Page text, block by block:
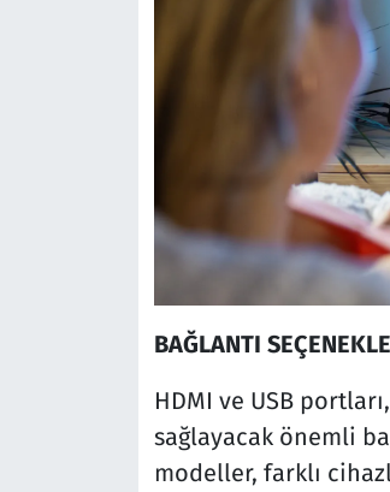
BAĞLANTI
HDMI ve USB
sağlayacak önemli
modeller, farklı